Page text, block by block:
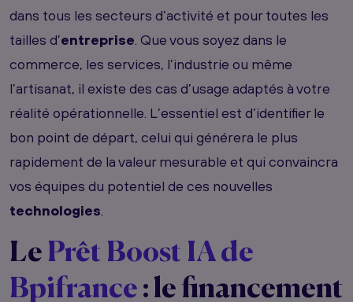
dans tous les secteurs d’activité et pour toutes les
tailles d’entreprise. Que vous soyez dans le
commerce, les services, l’industrie ou même
l’artisanat, il existe des cas d’usage adaptés à votre
réalité opérationnelle. L’essentiel est d’identifier le
bon point de départ, celui qui générera le plus
rapidement de la valeur mesurable et qui convaincra
vos équipes du potentiel de ces nouvelles
technologies.
Le Prêt Boost IA de
Bpifrance : le financement